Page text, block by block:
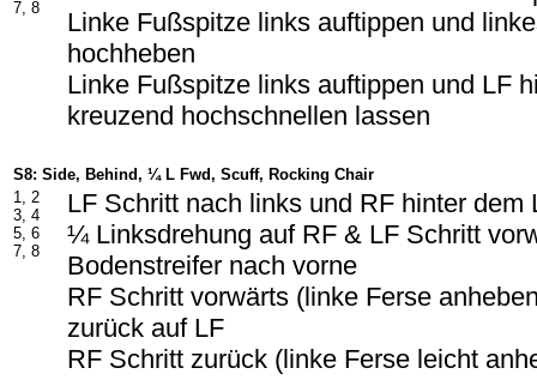
7, 8
Linke Fußspitze links auftippen und
hochheben
Linke Fußspitze links auftippen und LF
kreuzend hochschnellen lassen
S8: Side, Behind, ¼ L Fwd, Scuff, Rocking Chair
1, 2
3, 4
5, 6
7, 8
LF Schritt nach links und RF hinter dem
¼ Linksdrehung auf RF & LF Schritt
Bodenstreifer nach vorne
RF Schritt vorwärts (linke Ferse
zurück auf LF
RF Schritt zurück (linke Ferse leicht